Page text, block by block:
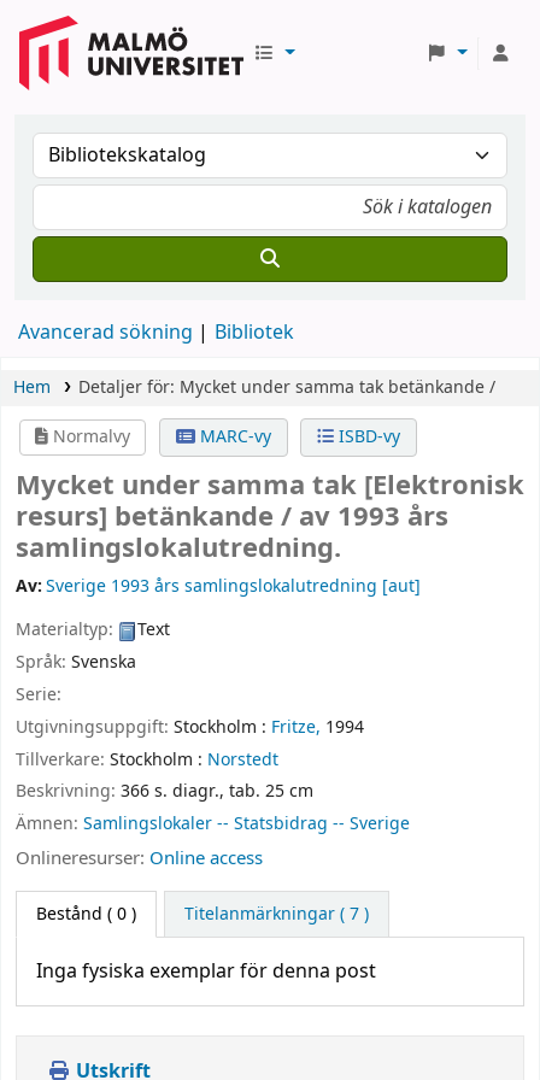
Avancerad sökning Bibliotek
Hem Detaljer för: Mycket under samma tak betänkande /
Normalvy
MARC-vy ISBD-vy
Mycket under samma tak [Elektronisk
resurs] betänkande / av 1993 års
samlingslokalutredning.
Av:Sverige 1993 års samlingslokalutredning [aut]
Materialtyp:
Text
Språk: Svenska
Serie:
Utgivningsuppgift: Stockholm : Fritze, 1994
Tillverkare: Stockholm : Norstedt
Beskrivning: 366 s. diagr., tab. 25 cm
Ämnen: Samlingslokaler -- Statsbidrag -- Sverige
Onlineresurser: Online access
Bestånd ( 0 ) Titelanmärkningar ( 7 )
Inga fysiska exemplar för denna post
Utskrift